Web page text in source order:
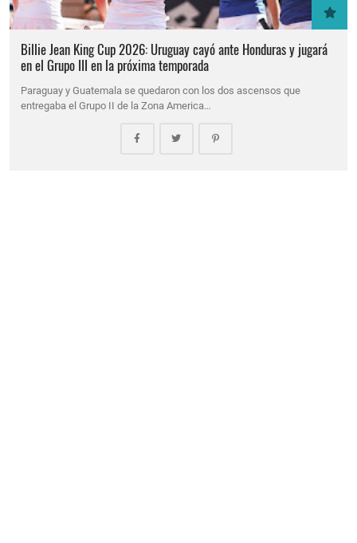
Billie Jean King Cup 2026: Uruguay cayó ante Honduras y jugará
en el Grupo III en la próxima temporada
Paraguay y Guatemala se quedaron con los dos ascensos que
entregaba el Grupo II de la Zona America…